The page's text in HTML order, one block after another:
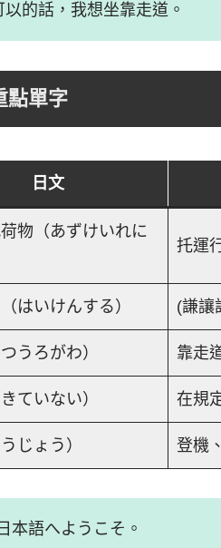
以的話，我想坐靠走道。
點單字
日文
物（あずけいれに
托運
はいけんする） (謙讓
うろがわ） 靠走
ていない） 在規
じょう） 登機
本語へようこそ。